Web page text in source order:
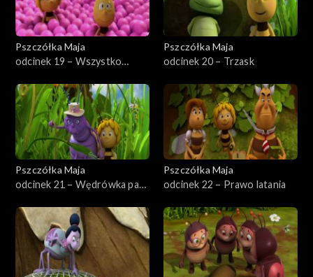
Pszczółka Maja
odcinek 19 – Wszystko
Pszczółka Maja
odcinek 20 – Trzask
Pszczółka Maja
odcinek 21 – Wędrówka pani
Pszczółka Maja
odcinek 22 – Prawo latania